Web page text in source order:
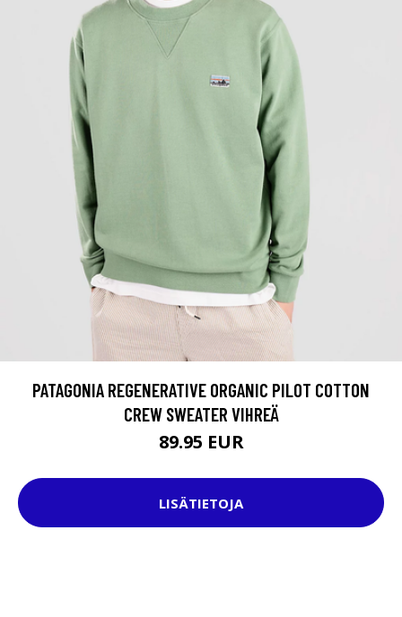
PATAGONIA REGENERATIVE ORGANIC PILOT COTTON
CREW SWEATER VIHREÄ
89.95 EUR
LISÄTIETOJA